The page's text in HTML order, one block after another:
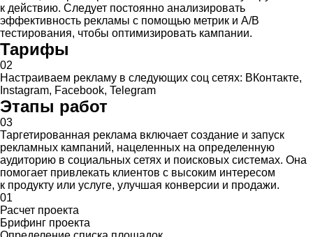
к действию. Следует постоянно анализировать
эффективность рекламы с помощью метрик и A/B
тестирования, чтобы оптимизировать кампании.
Тарифы
02
Настраиваем рекламу в следующих соц сетях: ВКонтакте,
Instagram, Facebook, Telegram
Этапы работ
03
Таргетированная реклама включает создание и запуск
рекламных кампаний, нацеленных на определенную
аудиторию в социальных сетях и поисковых системах. Она
помогает привлекать клиентов с высоким интересом
к продукту или услуге, улучшая конверсии и продажи.
01
Расчет проекта
Брифинг проекта